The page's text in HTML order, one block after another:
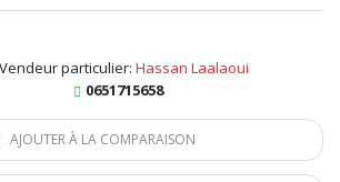
Vendeur particulier: Hassan Laalaoui
0651715658
AJOUTER À LA COMPARAISON